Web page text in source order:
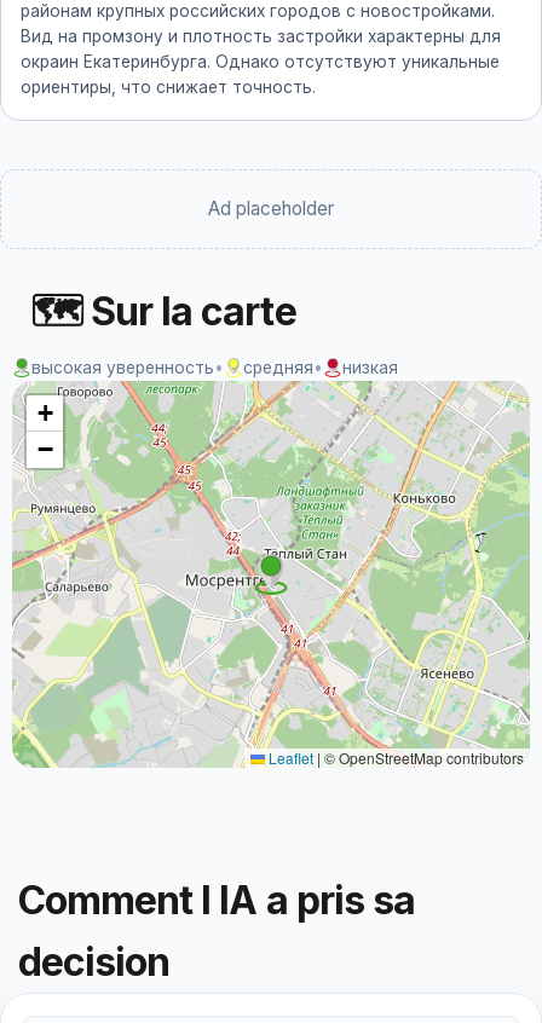
районам крупных российских городов с новостройками.
Вид на промзону и плотность застройки характерны для
окраин Екатеринбурга. Однако отсутствуют уникальные
ориентиры, что снижает точность.
Ad placeholder
🗺 Sur la carte
высокая уверенность• средняя• низкая
+
−
Leaflet | © OpenStreetMap contributors
Comment l IA a pris sa
decision